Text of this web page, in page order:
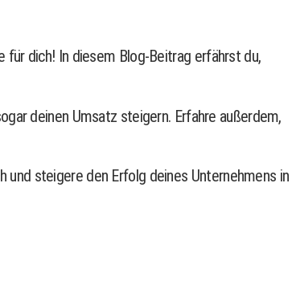
dich! In diesem Blog-Beitrag erfährst du,
deinen Umsatz steigern. Erfahre außerdem,
steigere den Erfolg deines Unternehmens in